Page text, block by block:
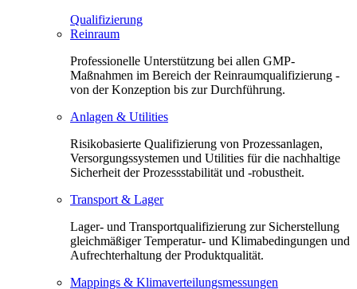
Qualifizierung
Reinraum
Professionelle Unterstützung bei allen GMP-
Maßnahmen im Bereich der Reinraumqualifizierung -
von der Konzeption bis zur Durchführung.
Anlagen & Utilities
Risikobasierte Qualifizierung von Prozessanlagen,
Versorgungssystemen und Utilities für die nachhaltige
Sicherheit der Prozessstabilität und -robustheit.
Transport & Lager
Lager- und Transportqualifizierung zur Sicherstellung
gleichmäßiger Temperatur- und Klimabedingungen und
Aufrechterhaltung der Produktqualität.
Mappings & Klimaverteilungsmessungen